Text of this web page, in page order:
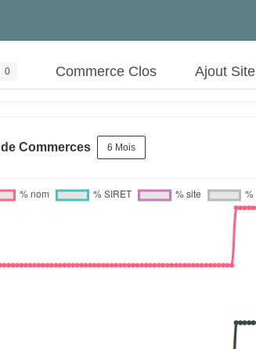
0 Commerce Clos Ajout Site
Commerces 6 Mois